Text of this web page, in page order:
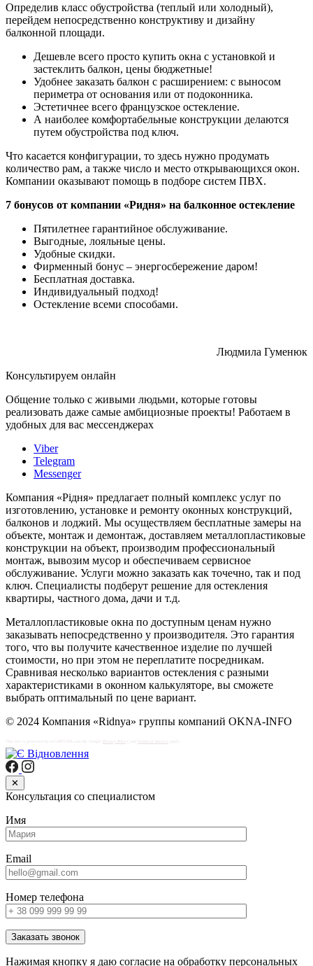
Определив класс обустройства (теплый или холодный),
перейдем непосредственно конструктиву и дизайну
балконной площади.
Дешевле всего просто купить окна с установкой и
застеклить балкон, цены бюджетные!
Удобнее заказать балкон с расширением: с выносом
периметра от основания или от подоконника.
Эстетичнее всего французское остекление.
А наиболее комфортабельные конструкции делаются
путем обустройства под ключ.
Что касается конфигурации, то здесь нужно продумать
количество рам, а также число и место открывающихся окон.
Компании оказывают помощь в подборе систем ПВХ.
7 бонусов от компании «Ридня» на балконное остекление
Пятилетнее гарантийное обслуживание.
Выгодные, лояльные цены.
Удобные скидки.
Фирменный бонус – энергосбережение даром!
Бесплатная доставка.
Индивидуальный подход!
Остекление всеми способами.
Людмила Гуменюк
Консультируем онлайн
Общение только с живыми людьми, которые готовы
реализовать даже самые амбициозные проекты! Работаем в
удобных для вас мессенджерах
Viber
Telegram
Messenger
Компания «Рідня» предлагает полный комплекс услуг по
изготовлению, установке и ремонту оконных конструкций,
балконов и лоджий. Мы осуществляем бесплатные замеры на
объекте, монтаж и демонтаж, доставляем металлопластиковые
конструкции на объект, производим профессиональный
монтаж, вывозим мусор и обеспечиваем сервисное
обслуживание. Услуги можно заказать как точечно, так и под
ключ. Специалисты подберут решение для остекления
квартиры, частного дома, дачи и т.д.
Металлопластиковые окна по доступным ценам нужно
заказывать непосредственно у производителя. Это гарантия
того, что вы получите качественное изделие по лучшей
стоимости, но при этом не переплатите посредникам.
Сравнивая несколько вариантов остекления с разными
характеристиками в оконном калькуляторе, вы сможете
выбрать оптимальный по цене вариант.
© 2024 Компания «Ridnya» группы компаний OKNA-INFO
Terms of Service
✕
Консультация со специалистом
Имя
Email
Номер телефона
Заказать звонок
Нажимая кнопку я даю согласие на обработку персональных